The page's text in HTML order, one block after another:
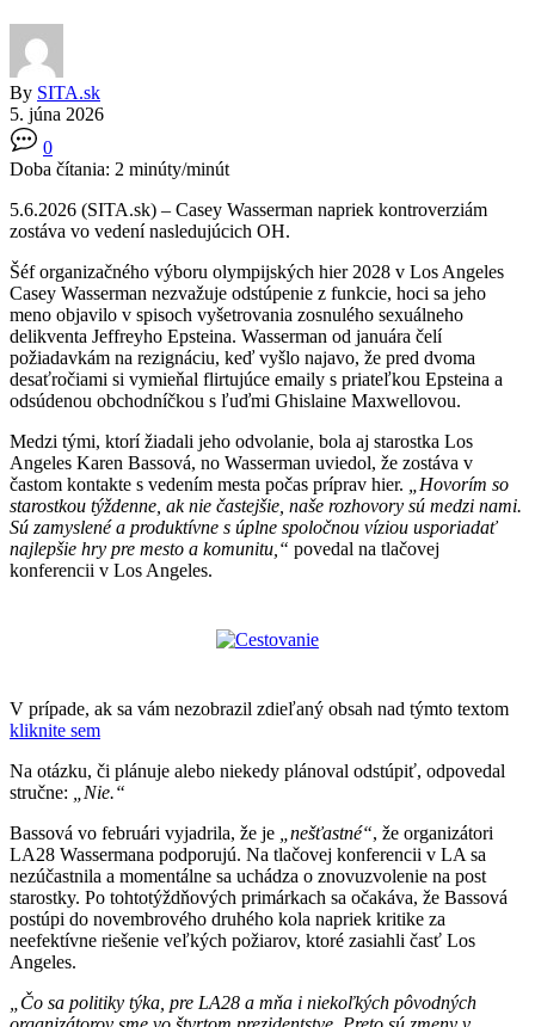
By SITA.sk
5. júna 2026
0
Doba čítania: 2 minúty/minút
5.6.2026 (SITA.sk) – Casey Wasserman napriek kontroverziám
zostáva vo vedení nasledujúcich OH.
Šéf organizačného výboru olympijských hier 2028 v Los Angeles
Casey Wasserman nezvažuje odstúpenie z funkcie, hoci sa jeho
meno objavilo v spisoch vyšetrovania zosnulého sexuálneho
delikventa Jeffreyho Epsteina. Wasserman od januára čelí
požiadavkám na rezignáciu, keď vyšlo najavo, že pred dvoma
desaťročiami si vymieňal flirtujúce emaily s priateľkou Epsteina a
odsúdenou obchodníčkou s ľuďmi Ghislaine Maxwellovou.
Medzi tými, ktorí žiadali jeho odvolanie, bola aj starostka Los
Angeles Karen Bassová, no Wasserman uviedol, že zostáva v
častom kontakte s vedením mesta počas príprav hier.
„Hovorím so
starostkou týždenne, ak nie častejšie, naše rozhovory sú medzi nami.
Sú zamyslené a produktívne s úplne spoločnou víziou usporiadať
najlepšie hry pre mesto a komunitu,“ povedal na tlačovej
konferencii v Los Angeles.
V prípade, ak sa vám nezobrazil zdieľaný obsah nad týmto textom
kliknite sem
Na otázku, či plánuje alebo niekedy plánoval odstúpiť, odpovedal
stručne:
„Nie.“
Bassová vo februári vyjadrila, že je
„nešťastné“, že organizátori
LA28 Wassermana podporujú. Na tlačovej konferencii v LA sa
nezúčastnila a momentálne sa uchádza o znovuzvolenie na post
starostky. Po tohtotýždňových primárkach sa očakáva, že Bassová
postúpi do novembrového druhého kola napriek kritike za
neefektívne riešenie veľkých požiarov, ktoré zasiahli časť Los
Angeles.
„Čo sa politiky týka, pre LA28 a mňa i niekoľkých pôvodných